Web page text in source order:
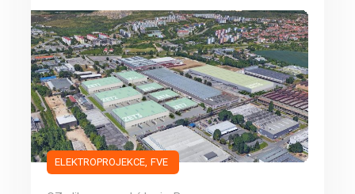
ELEKTROPROJEKCE FVE